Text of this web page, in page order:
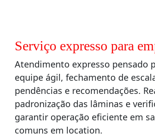
Serviço expresso para
Atendimento expresso pensado
equipe ágil, fechamento de
pendências e recomendações.
padronização das lâminas e
garantir operação eficiente em
comuns em location.